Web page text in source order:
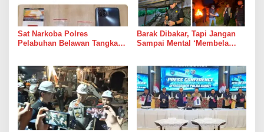
Sat Narkoba Polres
Pelabuhan Belawan Tangkap
Barak Dibakar, Tapi Jangan
Sampai Mental ‘Membela